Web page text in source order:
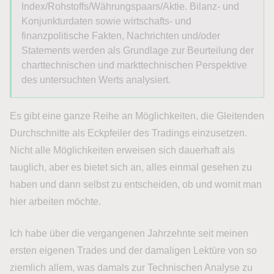
Index/Rohstoffs/Währungspaars/Aktie. Bilanz- und
Konjunkturdaten sowie wirtschafts- und
finanzpolitische Fakten, Nachrichten und/oder
Statements werden als Grundlage zur Beurteilung der
charttechnischen und markttechnischen Perspektive
des untersuchten Werts analysiert.
Es gibt eine ganze Reihe an Möglichkeiten, die Gleitenden
Durchschnitte als Eckpfeiler des Tradings einzusetzen.
Nicht alle Möglichkeiten erweisen sich dauerhaft als
tauglich, aber es bietet sich an, alles einmal gesehen zu
haben und dann selbst zu entscheiden, ob und womit man
hier arbeiten möchte.
Ich habe über die vergangenen Jahrzehnte seit meinen
ersten eigenen Trades und der damaligen Lektüre von so
ziemlich allem, was damals zur Technischen Analyse zu